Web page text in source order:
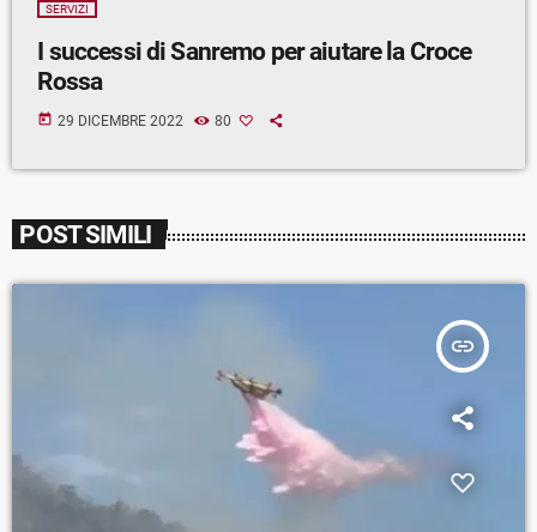
SERVIZI
I successi di Sanremo per aiutare la Croce
Rossa
today 29 DICEMBRE 2022 80
POST SIMILI
insert_link